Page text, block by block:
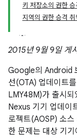
키 저장소의 권한
지역의 권한 승격 취
2015년 9월 9일 게
Google의 Android
선(OTA) 업데이트
LMY48M)가 출시
Nexus 기기 업데이
로젝트(AOSP) 소
한 문제는 대상 기